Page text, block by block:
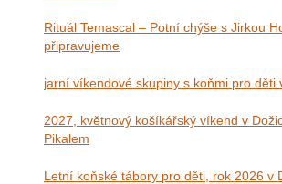
Rituál Temascal – Potní chýše s Jirkou
připravujeme
jarní víkendové skupiny s koňmi pro děti
2027, květnový košíkářský víkend v
Pikalem
Letní koňské tábory pro děti, rok 2026 v